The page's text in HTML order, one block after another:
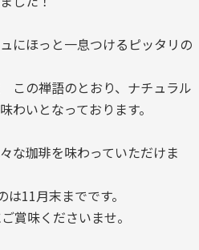
にほっと一息つけるピッタリの
この禅語のとおり、ナチュラル
わいとなっております。
な珈琲を味わっていただけま
11月末までです。
賞味くださいませ。